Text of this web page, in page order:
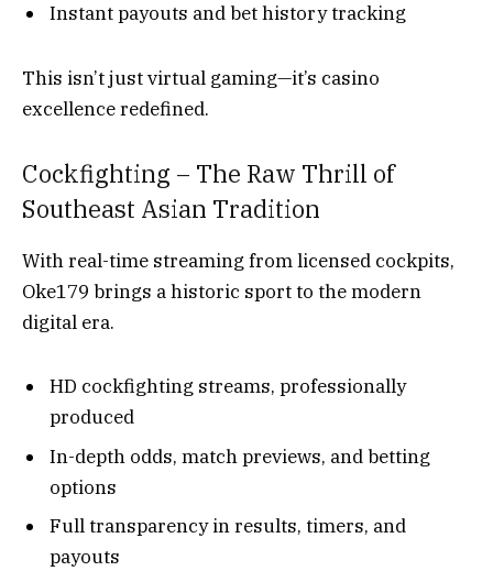
Instant payouts and bet history tracking
This isn’t just virtual gaming—it’s casino
excellence redefined.
Cockfighting – The Raw Thrill of
Southeast Asian Tradition
With real-time streaming from licensed cockpits,
Oke179 brings a historic sport to the modern
digital era.
HD cockfighting streams, professionally
produced
In-depth odds, match previews, and betting
options
Full transparency in results, timers, and
payouts